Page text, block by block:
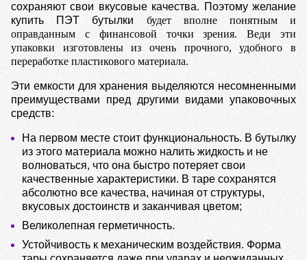
сохраняют свои вкусовые качества. Поэтому желание
купить ПЭТ бутылки будет вполне понятным и
оправданным с финансовой точки зрения. Веди эти
упаковки изготовлены из очень прочного, удобного в
переработке пластикового материала.
Эти емкости для хранения выделяются несомненными
преимуществами пред другими видами упаковочных
средств:
На первом месте стоит функциональность. В бутылку
из этого материала можно налить жидкость и не
волноваться, что она быстро потеряет свои
качественные характеристики. В таре сохранятся
абсолютно все качества, начиная от структуры,
вкусовых достоинств и заканчивая цветом;
Великолепная герметичность.
Устойчивость к механическим воздействия. Форма